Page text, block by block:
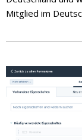
Mitglied im